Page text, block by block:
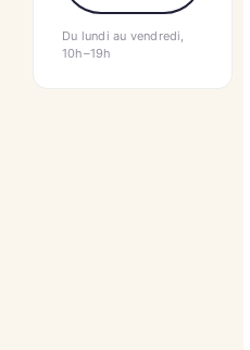
Du lundi au vendredi,
10h–19h